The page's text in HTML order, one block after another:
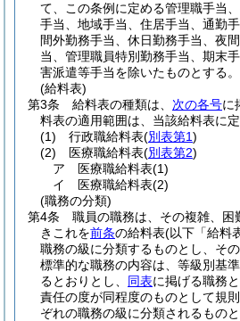
て、この条例に定める管理職手当
手当、地域手当、住居手当、通勤
間外勤務手当、休日勤務手当、夜
当、管理職員特別勤務手当、期末
害派遣等手当を除いたものとする。
(給料表)
第3条
給料表の種類は、 次の各号に
料表の適用範囲は、当該給料表に
(1)
行政職給料表(別表第1)
(2)
医療職給料表(別表第2)
ア
医療職給料表(1)
イ
医療職給料表(2)
(職務の分類)
第4条
職員の職務は、その複雑、
きこれを前条の給料表(以下「給料
職務の級に分類するものとし、そ
標準的な職務の内容は、等級別基
るとおりとし、 同表に掲げる職務
責任の度が同程度のものとして規
ぞれの職務の級に分類されるものと